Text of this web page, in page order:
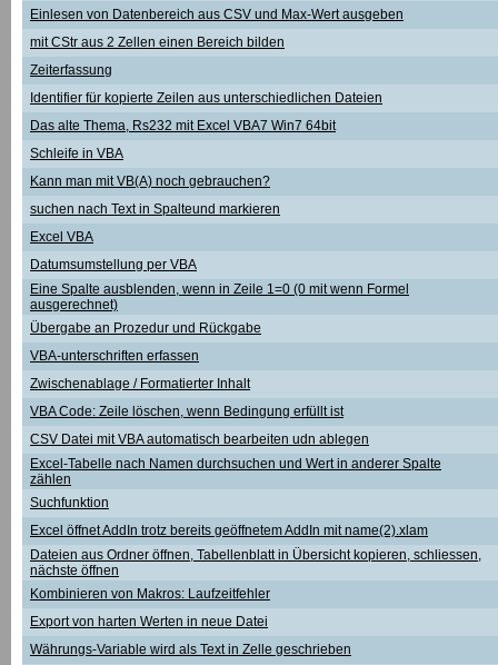
Einlesen von Datenbereich aus CSV und Max-Wert ausgeben
mit CStr aus 2 Zellen einen Bereich bilden
Zeiterfassung
Identifier für kopierte Zeilen aus unterschiedlichen Dateien
Das alte Thema, Rs232 mit Excel VBA7 Win7 64bit
Schleife in VBA
Kann man mit VB(A) noch gebrauchen?
suchen nach Text in Spalteund markieren
Excel VBA
Datumsumstellung per VBA
Eine Spalte ausblenden, wenn in Zeile 1=0 (0 mit wenn Formel
ausgerechnet)
Übergabe an Prozedur und Rückgabe
VBA-unterschriften erfassen
Zwischenablage / Formatierter Inhalt
VBA Code: Zeile löschen, wenn Bedingung erfüllt ist
CSV Datei mit VBA automatisch bearbeiten udn ablegen
Excel-Tabelle nach Namen durchsuchen und Wert in anderer Spalte
zählen
Suchfunktion
Excel öffnet AddIn trotz bereits geöffnetem AddIn mit name(2).xlam
Dateien aus Ordner öffnen, Tabellenblatt in Übersicht kopieren, schliessen,
nächste öffnen
Kombinieren von Makros: Laufzeitfehler
Export von harten Werten in neue Datei
Währungs-Variable wird als Text in Zelle geschrieben